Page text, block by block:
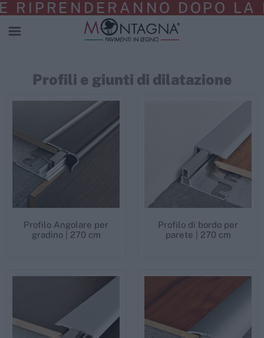
DOPO LA
Profili e giunti di dilatazione
Profilo Angolare per
gradino | 270 cm
Profilo di bordo per
parete | 270 cm